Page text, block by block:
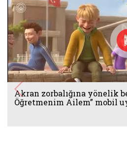
Akran zorbalığına yönelik
Öğretmenim Ailem” mobil